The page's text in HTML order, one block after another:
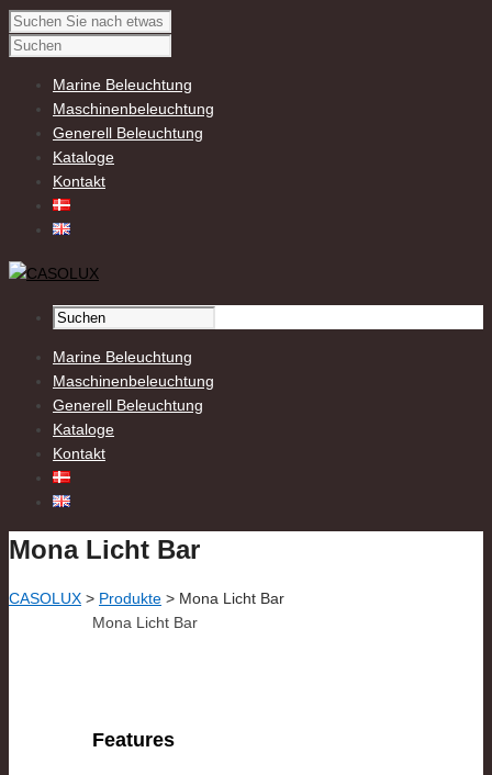
Marine Beleuchtung
Maschinenbeleuchtung
Generell Beleuchtung
Kataloge
Kontakt
Marine Beleuchtung
Maschinenbeleuchtung
Generell Beleuchtung
Kataloge
Kontakt
Mona Licht Bar
CASOLUX > Produkte > Mona Licht Bar
Mona Licht Bar
Features